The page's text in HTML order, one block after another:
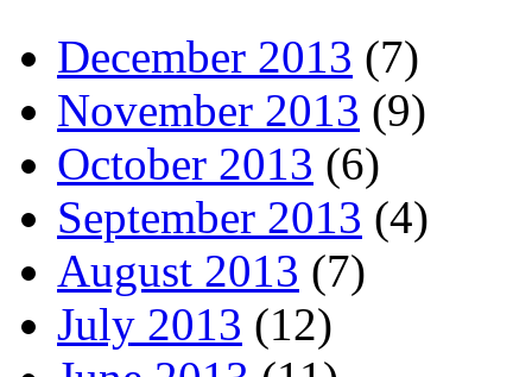
December 2013 (7)
November 2013 (9)
October 2013 (6)
September 2013 (4)
August 2013 (7)
July 2013 (12)